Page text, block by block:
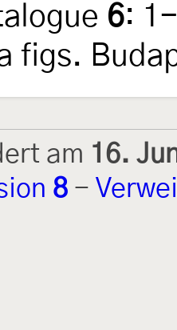
6:
figs.
am 16.
8 -